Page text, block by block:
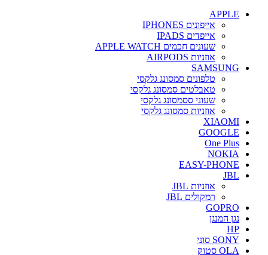
APPLE
אייפונים IPHONES
אייפדים IPADS
שעונים חכמים APPLE WATCH
אוזניות AIRPODS
SAMSUNG
טלפונים סמסונג גלקסי
טאבלטים סמסונג גלקסי
שעוני ססמסונג גלקסי
אוזניות סמסונג גלקסי
XIAOMI
GOOGLE
One Plus
NOKIA
EASY-PHONE
JBL
אוזניות JBL
רמקולים JBL
GOPRO
נגן המנגן
HP
SONY סוני
OLA סטוק